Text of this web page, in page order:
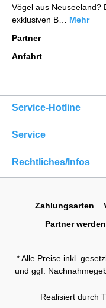
Vögel aus Neuseeland?
exklusiven B… Mehr
Partner
Anfahrt
Service-Hotline
Service
Rechtliches/Infos
Zahlungsarten
Partner werden
* Alle Preise inkl.
und ggf.
Realisiert durch